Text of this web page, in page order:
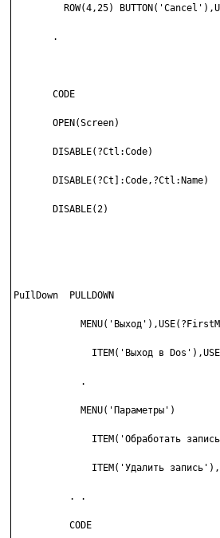
ROW(4,25)
       .
       CODE
       OPEN(Screen)
DISABLE(?Ctl:Code)
DISABLE(?Ct]:Code,?Ctl:Name)
DISABLE(2)
PuIlDown  PULLDOWN
ITEM('Выход в
            .
            MENU('Параметры')
ITEM('Обработать
ITEM('Удалить
          . .
          CODE